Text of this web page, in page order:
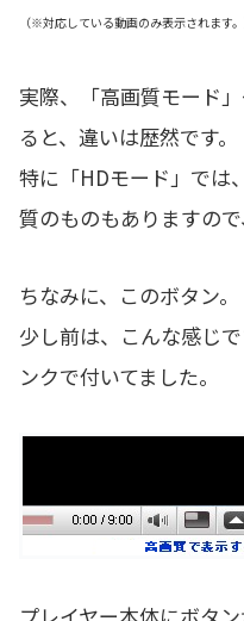
（※対応している動画のみ表示されます。
実際、「高画質モード
ると、違いは歴然です。
特に「HDモード」では
質のものもありますの
ちなみに、このボタン。
少し前は、こんな感じ
ンクで付いてました。